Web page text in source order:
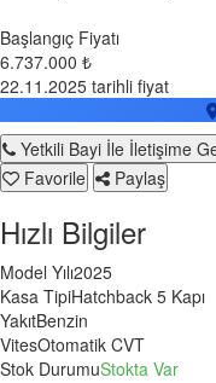
Başlangıç Fiyatı
6.737.000 ₺
22.11.2025 tarihli fiyat
Yetkili Bayi İle İletişime
Favorile
Paylaş
Hızlı Bilgiler
Model Yılı2025
Kasa TipiHatchback 5 Kapı
YakıtBenzin
VitesOtomatik CVT
Stok DurumuStokta Var